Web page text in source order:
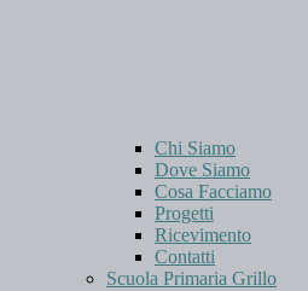
Chi Siamo
Dove Siamo
Cosa Facciamo
Progetti
Ricevimento
Contatti
Scuola Primaria Grillo